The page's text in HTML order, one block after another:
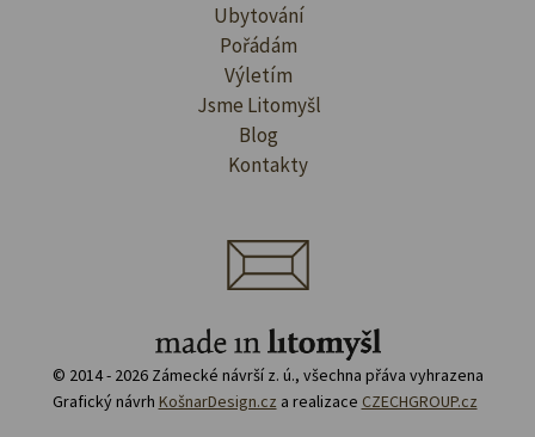
Ubytování
Pořádám
Výletím
Jsme Litomyšl
Blog
Kontakty
© 2014 - 2026 Zámecké návrší z. ú., všechna přáva vyhrazena
Grafický návrh KošnarDesign.cz a realizace CZECHGROUP.cz